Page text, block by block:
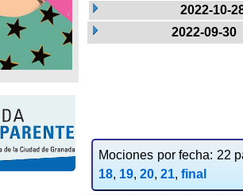
2022-10-
2022-09-30
Mociones por fecha: 22
18, 19, 20, 21, final